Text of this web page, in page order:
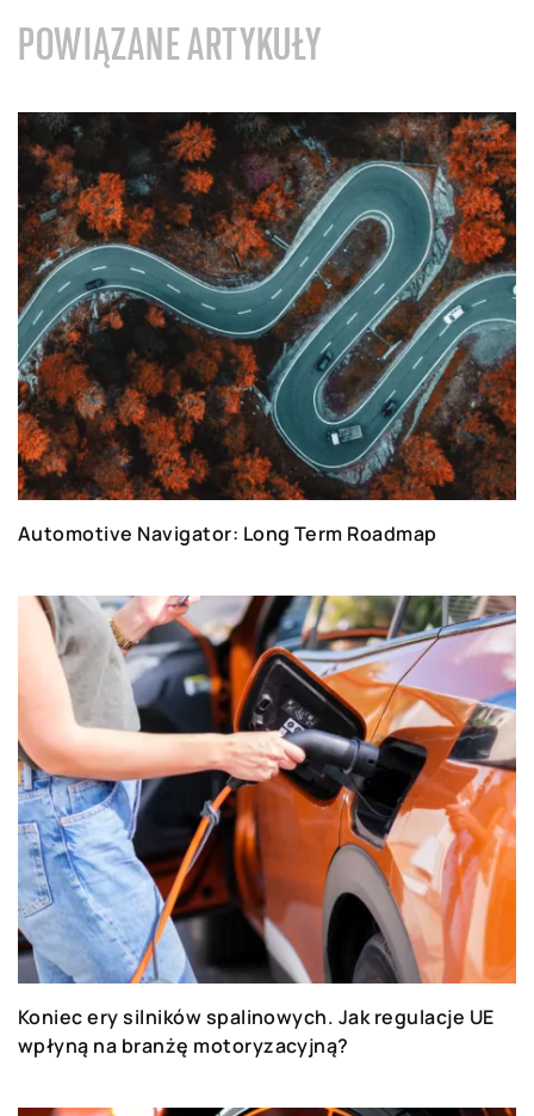
POWIĄZANE ARTYKUŁY
Automotive Navigator: Long Term Roadmap
Koniec ery silników spalinowych. Jak regulacje UE
wpłyną na branżę motoryzacyjną?